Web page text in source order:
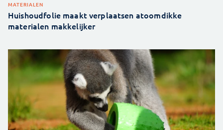
MATERIALEN
Huishoudfolie maakt verplaatsen atoomdikke
materialen makkelijker